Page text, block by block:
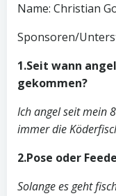
Name: Christian
Sponsoren/
1.Seit wann
gekommen?
Ich angel seit mein
immer die
2.Pose oder
Solange es geht